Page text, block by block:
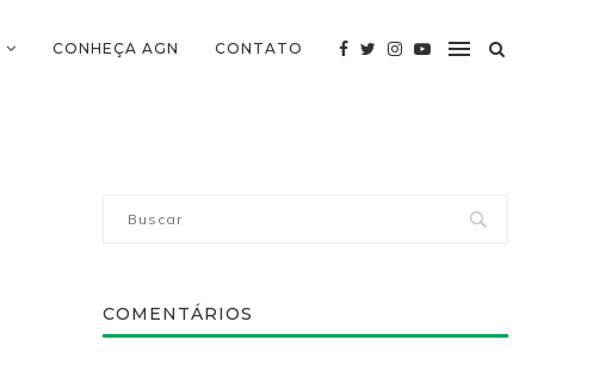
CONHEÇA AGN CONTATO
COMENTÁRIOS